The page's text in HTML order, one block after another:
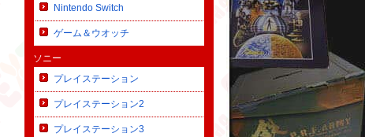
Nintendo Switch
ゲーム＆ウオッチ
ソニー
プレイステーション
プレイステーション2
プレイステーション3